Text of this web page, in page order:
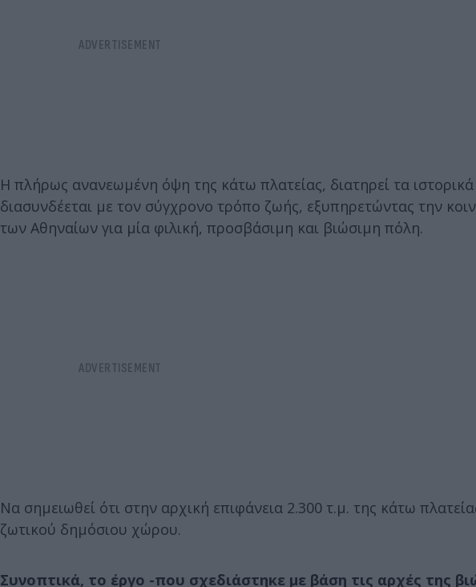
Η πλήρως ανανεωμένη όψη της κάτω πλατείας, διατηρεί τα
διασυνδέεται με τον σύγχρονο τρόπο ζωής, εξυπηρετώντας την
των Αθηναίων για μία φιλική, προσβάσιμη και βιώσιμη πόλη.
Να σημειωθεί ότι στην αρχική επιφάνεια 2.300 τ.μ. της κάτω
ζωτικού δημόσιου χώρου.
Συνοπτικά, το έργο -που σχεδιάστηκε με βάση τις αρχές της